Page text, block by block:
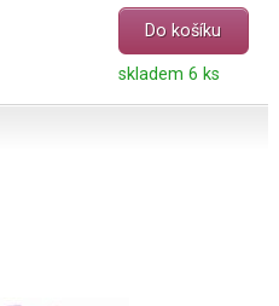
Do košíku
skladem 6 ks